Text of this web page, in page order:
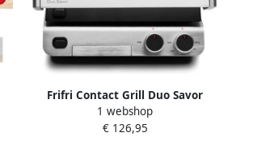
Frifri Contact Grill Duo Savor
CGPL2000 | Contactgrills |
5412144020014
1 webshop
€ 126,95